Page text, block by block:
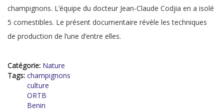
champignons. L’équipe du docteur Jean-Claude Codjia en a isolé
5 comestibles. Le présent documentaire révèle les techniques
de production de l’une d’entre elles.
Catégorie: Nature
Tags: champignons
culture
ORTB
Benin